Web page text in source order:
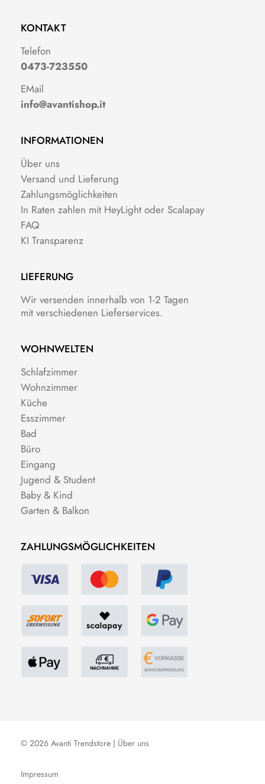
KONTAKT
Telefon
0473-723550
EMail
info@avantishop.it
INFORMATIONEN
Über uns
Versand und Lieferung
Zahlungsmöglichkeiten
In Raten zahlen mit HeyLight oder Scalapay
FAQ
KI Transparenz
LIEFERUNG
Wir versenden innerhalb von 1-2 Tagen
mit verschiedenen Lieferservices.
WOHNWELTEN
Schlafzimmer
Wohnzimmer
Küche
Esszimmer
Bad
Büro
Eingang
Jugend & Student
Baby & Kind
Garten & Balkon
ZAHLUNGSMÖGLICHKEITEN
© 2026 Avanti Trendstore | Über uns
Impressum